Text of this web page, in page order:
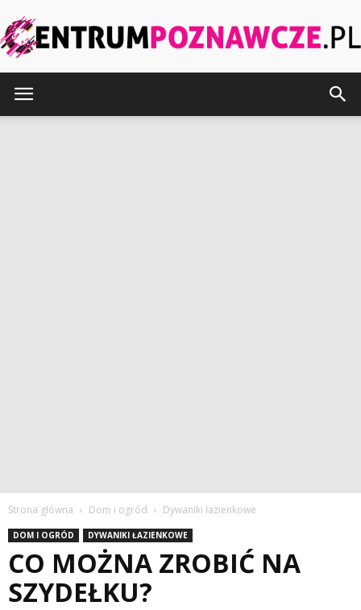
Strona główna Dom i ogród Dywaniki łazienkowe
DOM I OGRÓD DYWANIKI ŁAZIENKOWE
CO MOŻNA ZROBIĆ NA
SZYDEŁKU?